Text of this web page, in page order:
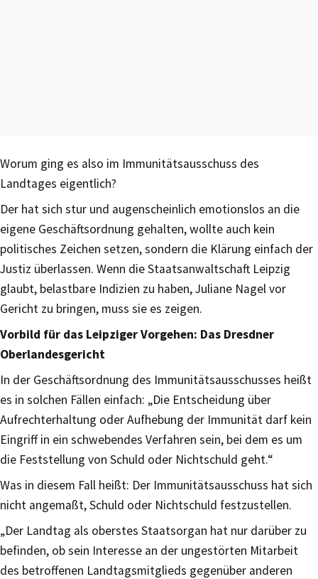
Worum ging es also im Immunitätsausschuss des
Landtages eigentlich?
Der hat sich stur und augenscheinlich emotionslos an die
eigene Geschäftsordnung gehalten, wollte auch kein
politisches Zeichen setzen, sondern die Klärung einfach der
Justiz überlassen. Wenn die Staatsanwaltschaft Leipzig
glaubt, belastbare Indizien zu haben, Juliane Nagel vor
Gericht zu bringen, muss sie es zeigen.
Vorbild für das Leipziger Vorgehen: Das Dresdner
Oberlandesgericht
In der Geschäftsordnung des Immunitätsausschusses heißt
es in solchen Fällen einfach: „Die Entscheidung über
Aufrechterhaltung oder Aufhebung der Immunität darf kein
Eingriff in ein schwebendes Verfahren sein, bei dem es um
die Feststellung von Schuld oder Nichtschuld geht.“
Was in diesem Fall heißt: Der Immunitätsausschuss hat sich
nicht angemaßt, Schuld oder Nichtschuld festzustellen.
„Der Landtag als oberstes Staatsorgan hat nur darüber zu
befinden, ob sein Interesse an der ungestörten Mitarbeit
des betroffenen Landtagsmitglieds gegenüber anderen